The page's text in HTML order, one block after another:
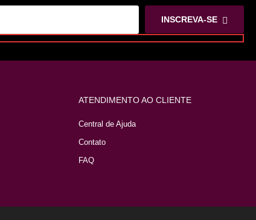
INSCREVA-SE
ATENDIMENTO AO CLIENTE
Central de Ajuda
Contato
FAQ